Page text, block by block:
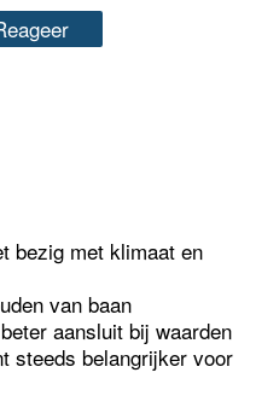
bezig met klimaat en
van baan
aansluit bij waarden
steeds belangrijker voor